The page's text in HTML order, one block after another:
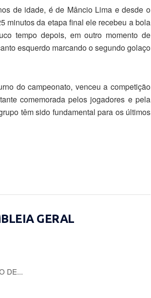
de idade, é de Mâncio Lima e desde o
minutos da etapa final ele recebeu a bola
tempo depois, em outro momento de
esquerdo marcando o segundo golaço
do campeonato, venceu a competição
comemorada pelos jogadores e pela
têm sido fundamental para os últimos
GERAL
DE...